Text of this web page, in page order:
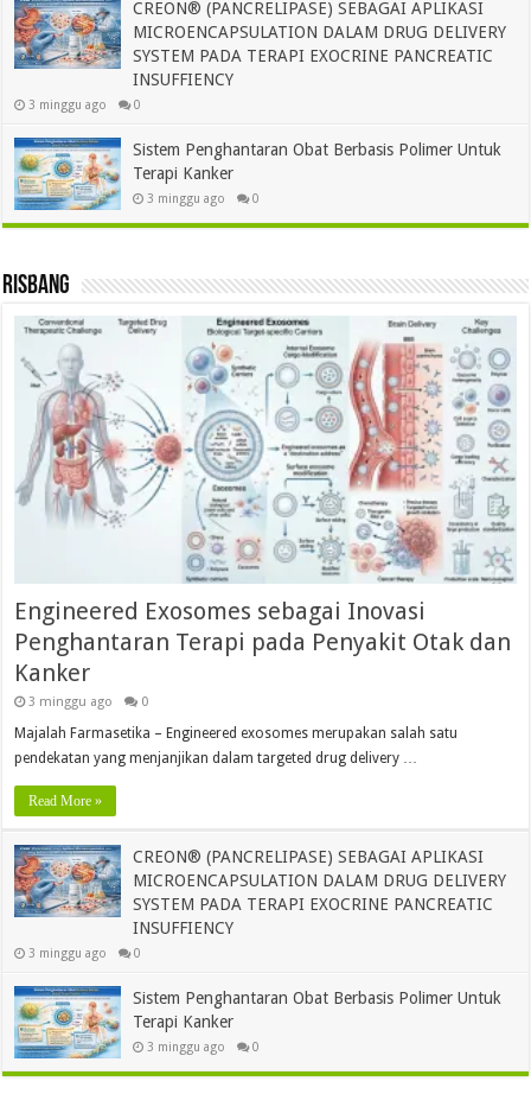
CREON® (PANCRELIPASE) SEBAGAI APLIKASI
MICROENCAPSULATION DALAM DRUG DELIVERY
SYSTEM PADA TERAPI EXOCRINE PANCREATIC
INSUFFIENCY
3 minggu ago 0
Sistem Penghantaran Obat Berbasis Polimer Untuk
Terapi Kanker
3 minggu ago 0
Risbang
Engineered Exosomes sebagai Inovasi
Penghantaran Terapi pada Penyakit Otak dan
Kanker
3 minggu ago 0
Majalah Farmasetika – Engineered exosomes merupakan salah satu
pendekatan yang menjanjikan dalam targeted drug delivery …
Read More »
CREON® (PANCRELIPASE) SEBAGAI APLIKASI
MICROENCAPSULATION DALAM DRUG DELIVERY
SYSTEM PADA TERAPI EXOCRINE PANCREATIC
INSUFFIENCY
3 minggu ago 0
Sistem Penghantaran Obat Berbasis Polimer Untuk
Terapi Kanker
3 minggu ago 0